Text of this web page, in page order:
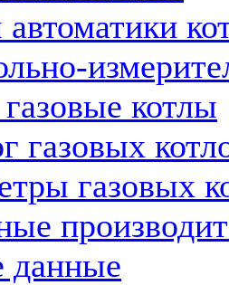
котлы
газовых
газовых